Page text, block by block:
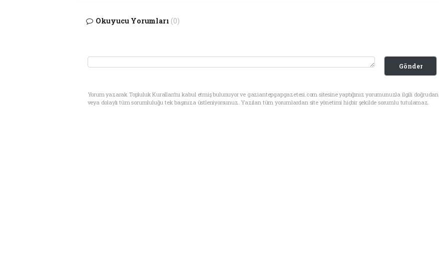
Okuyucu Yorumları (0)
Gönder
Yorum yazarak Topluluk Kuralları’nı kabul etmiş bulunuyor ve gaziantepgapgazetesi.com sitesine yaptığınız yorumunuzla ilgili doğrudan
veya dolaylı tüm sorumluluğu tek başınıza üstleniyorsunuz. Yazılan tüm yorumlardan site yönetimi hiçbir şekilde sorumlu tutulamaz.